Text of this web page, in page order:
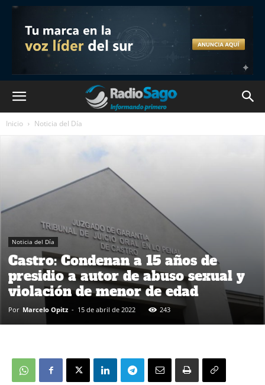
Inicio Noticia del Día
Noticia del Día
Castro: Condenan a 15 años de
presidio a autor de abuso sexual y
violación de menor de edad
Por Marcelo Opitz - 15 de abril de 2022 243